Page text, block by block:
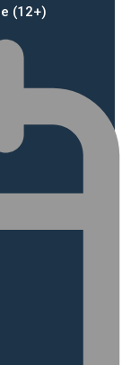
(12+)